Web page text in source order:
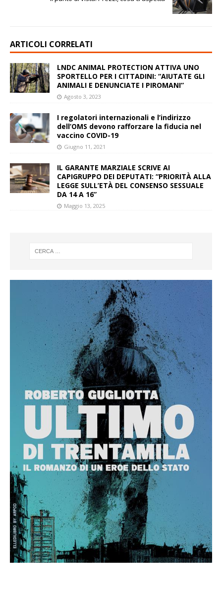
ARTICOLI CORRELATI
LNDC ANIMAL PROTECTION ATTIVA UNO
SPORTELLO PER I CITTADINI: “AIUTATE GLI
ANIMALI E DENUNCIATE I PIROMANI”
Agosto 3, 2023
I regolatori internazionali e l’indirizzo
dell’OMS devono rafforzare la fiducia nel
vaccino COVID-19
Giugno 11, 2021
IL GARANTE MARZIALE SCRIVE AI
CAPIGRUPPO DEI DEPUTATI: “PRIORITÀ ALLA
LEGGE SULL’ETÀ DEL CONSENSO SESSUALE
DA 14 A 16”
Maggio 13, 2025